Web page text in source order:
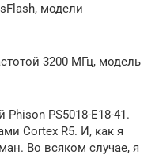
модели
3200 МГц, модель
PS5018-E18-41.
Cortex R5. И, как я
Во всяком случае, я